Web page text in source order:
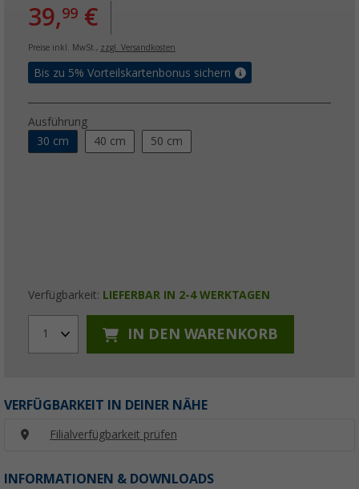
39,99 €
Preise inkl. MwSt., zzgl. Versandkosten
Bis zu 5% Vorteilskartenbonus sichern
Ausführung
30 cm
40 cm 50 cm
Verfügbarkeit: LIEFERBAR IN 2-4 WERKTAGEN
1 IN DEN WARENKORB
VERFÜGBARKEIT IN DEINER NÄHE
Filialverfügbarkeit prüfen
INFORMATIONEN & DOWNLOADS